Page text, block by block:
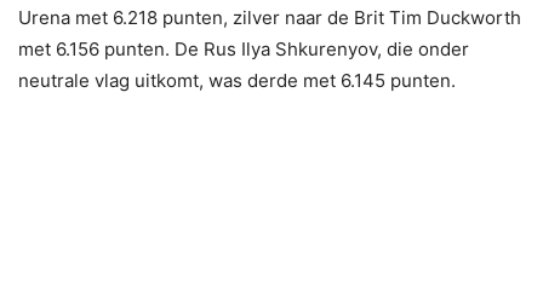
Urena met 6.218 punten, zilver naar de Brit Tim Duckworth
met 6.156 punten. De Rus Ilya Shkurenyov, die onder
neutrale vlag uitkomt, was derde met 6.145 punten.